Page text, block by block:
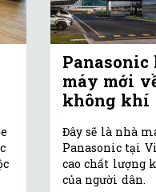
máy mới
không khí
Đây sẽ là nhà
Panasonic tại
cao chất lượng
của người dân.